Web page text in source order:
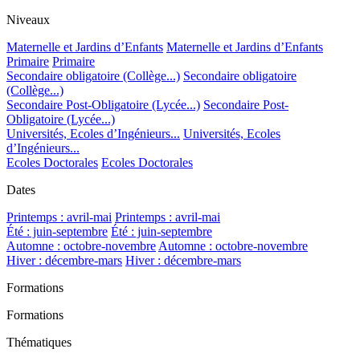
Niveaux
Maternelle et Jardins d’Enfants Maternelle et Jardins d’Enfants
Primaire Primaire
Secondaire obligatoire (Collège...) Secondaire obligatoire
(Collège...)
Secondaire Post-Obligatoire (Lycée...) Secondaire Post-
Obligatoire (Lycée...)
Universités, Ecoles d’Ingénieurs... Universités, Ecoles
d’Ingénieurs...
Ecoles Doctorales Ecoles Doctorales
Dates
Printemps : avril-mai Printemps : avril-mai
Été : juin-septembre Été : juin-septembre
Automne : octobre-novembre Automne : octobre-novembre
Hiver : décembre-mars Hiver : décembre-mars
Formations
Formations
Thématiques